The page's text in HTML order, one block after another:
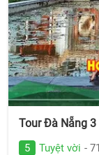
Tour Đà Nẵng
5 Tuyệt vời -